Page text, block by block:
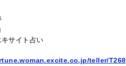
サイト占い
teller/T268